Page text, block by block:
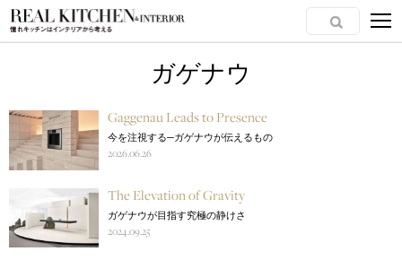
ガゲナウ
Gaggenau Leads to Presence
今を注視する─ガゲナウが伝えるもの
2026.06.26
The Elevation of Gravity
ガゲナウが目指す究極の静けさ
2024.09.25